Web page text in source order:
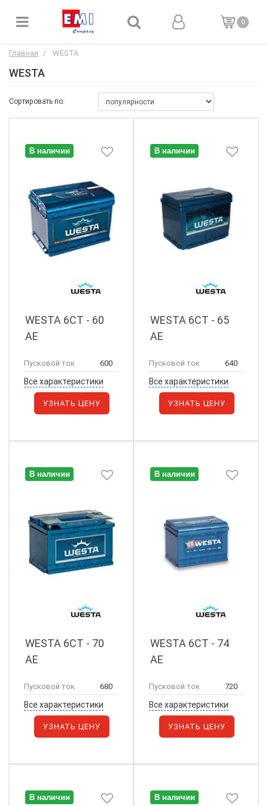
0
Главная WESTA
WESTA
Сортировать по:
В наличии
WESTA 6СТ - 60
АЕ
Пусковой ток 600
Все характеристики
УЗНАТЬ ЦЕНУ
В наличии
WESTA 6СТ - 65
АЕ
Пусковой ток 640
Все характеристики
УЗНАТЬ ЦЕНУ
В наличии
WESTA 6СТ - 70
АЕ
Пусковой ток 680
Все характеристики
УЗНАТЬ ЦЕНУ
В наличии
WESTA 6СТ - 74
АЕ
Пусковой ток 720
Все характеристики
УЗНАТЬ ЦЕНУ
В наличии В наличии